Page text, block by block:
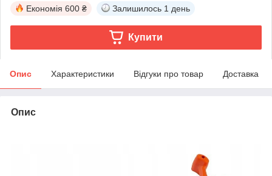
Економія 600 ₴ Залишилось 1 день
Купити
Опис Характеристики Відгуки про товар Доставка
Опис